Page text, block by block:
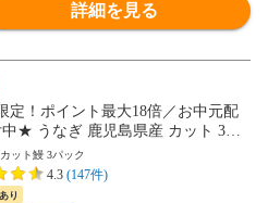
詳細を見る
定！ポイント最大18倍／お中元配
★ うなぎ 鹿児島県産 カット 3パ
包装 鰻 ウナギ 国産 無投薬 うなぎ
ウナギ うなぎ【最安値に挑戦！79
円セール】
ット鰻 3パック
4.3 (147件)
り